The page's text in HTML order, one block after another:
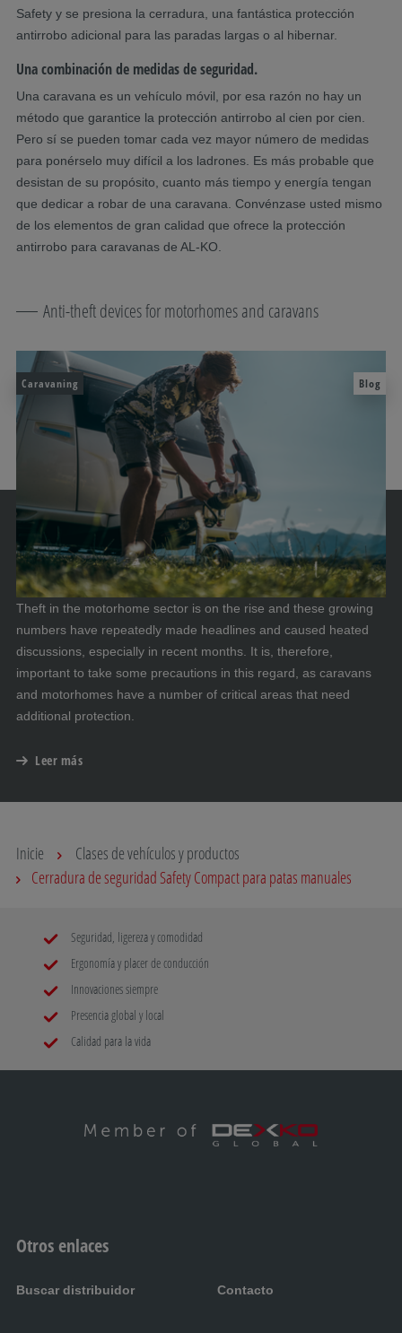
Safety y se presiona la cerradura, una fantástica protección
antirrobo adicional para las paradas largas o al hibernar.
Una combinación de medidas de seguridad.
Una caravana es un vehículo móvil, por esa razón no hay un
método que garantice la protección antirrobo al cien por cien.
Pero sí se pueden tomar cada vez mayor número de medidas
para ponérselo muy difícil a los ladrones. Es más probable que
desistan de su propósito, cuanto más tiempo y energía tengan
que dedicar a robar de una caravana. Convénzase usted mismo
de los elementos de gran calidad que ofrece la protección
antirrobo para caravanas de AL-KO.
Anti-theft devices for motorhomes and caravans
Caravaning Blog
Theft in the motorhome sector is on the rise and these growing
numbers have repeatedly made headlines and caused heated
discussions, especially in recent months. It is, therefore,
important to take some precautions in this regard, as caravans
and motorhomes have a number of critical areas that need
additional protection.
Leer más
Inicie
Clases de vehículos y productos
Cerradura de seguridad Safety Compact para patas manuales
Seguridad, ligereza y comodidad
Ergonomía y placer de conducción
Innovaciones siempre
Presencia global y local
Calidad para la vida
Otros enlaces
Buscar distribuidor Contacto